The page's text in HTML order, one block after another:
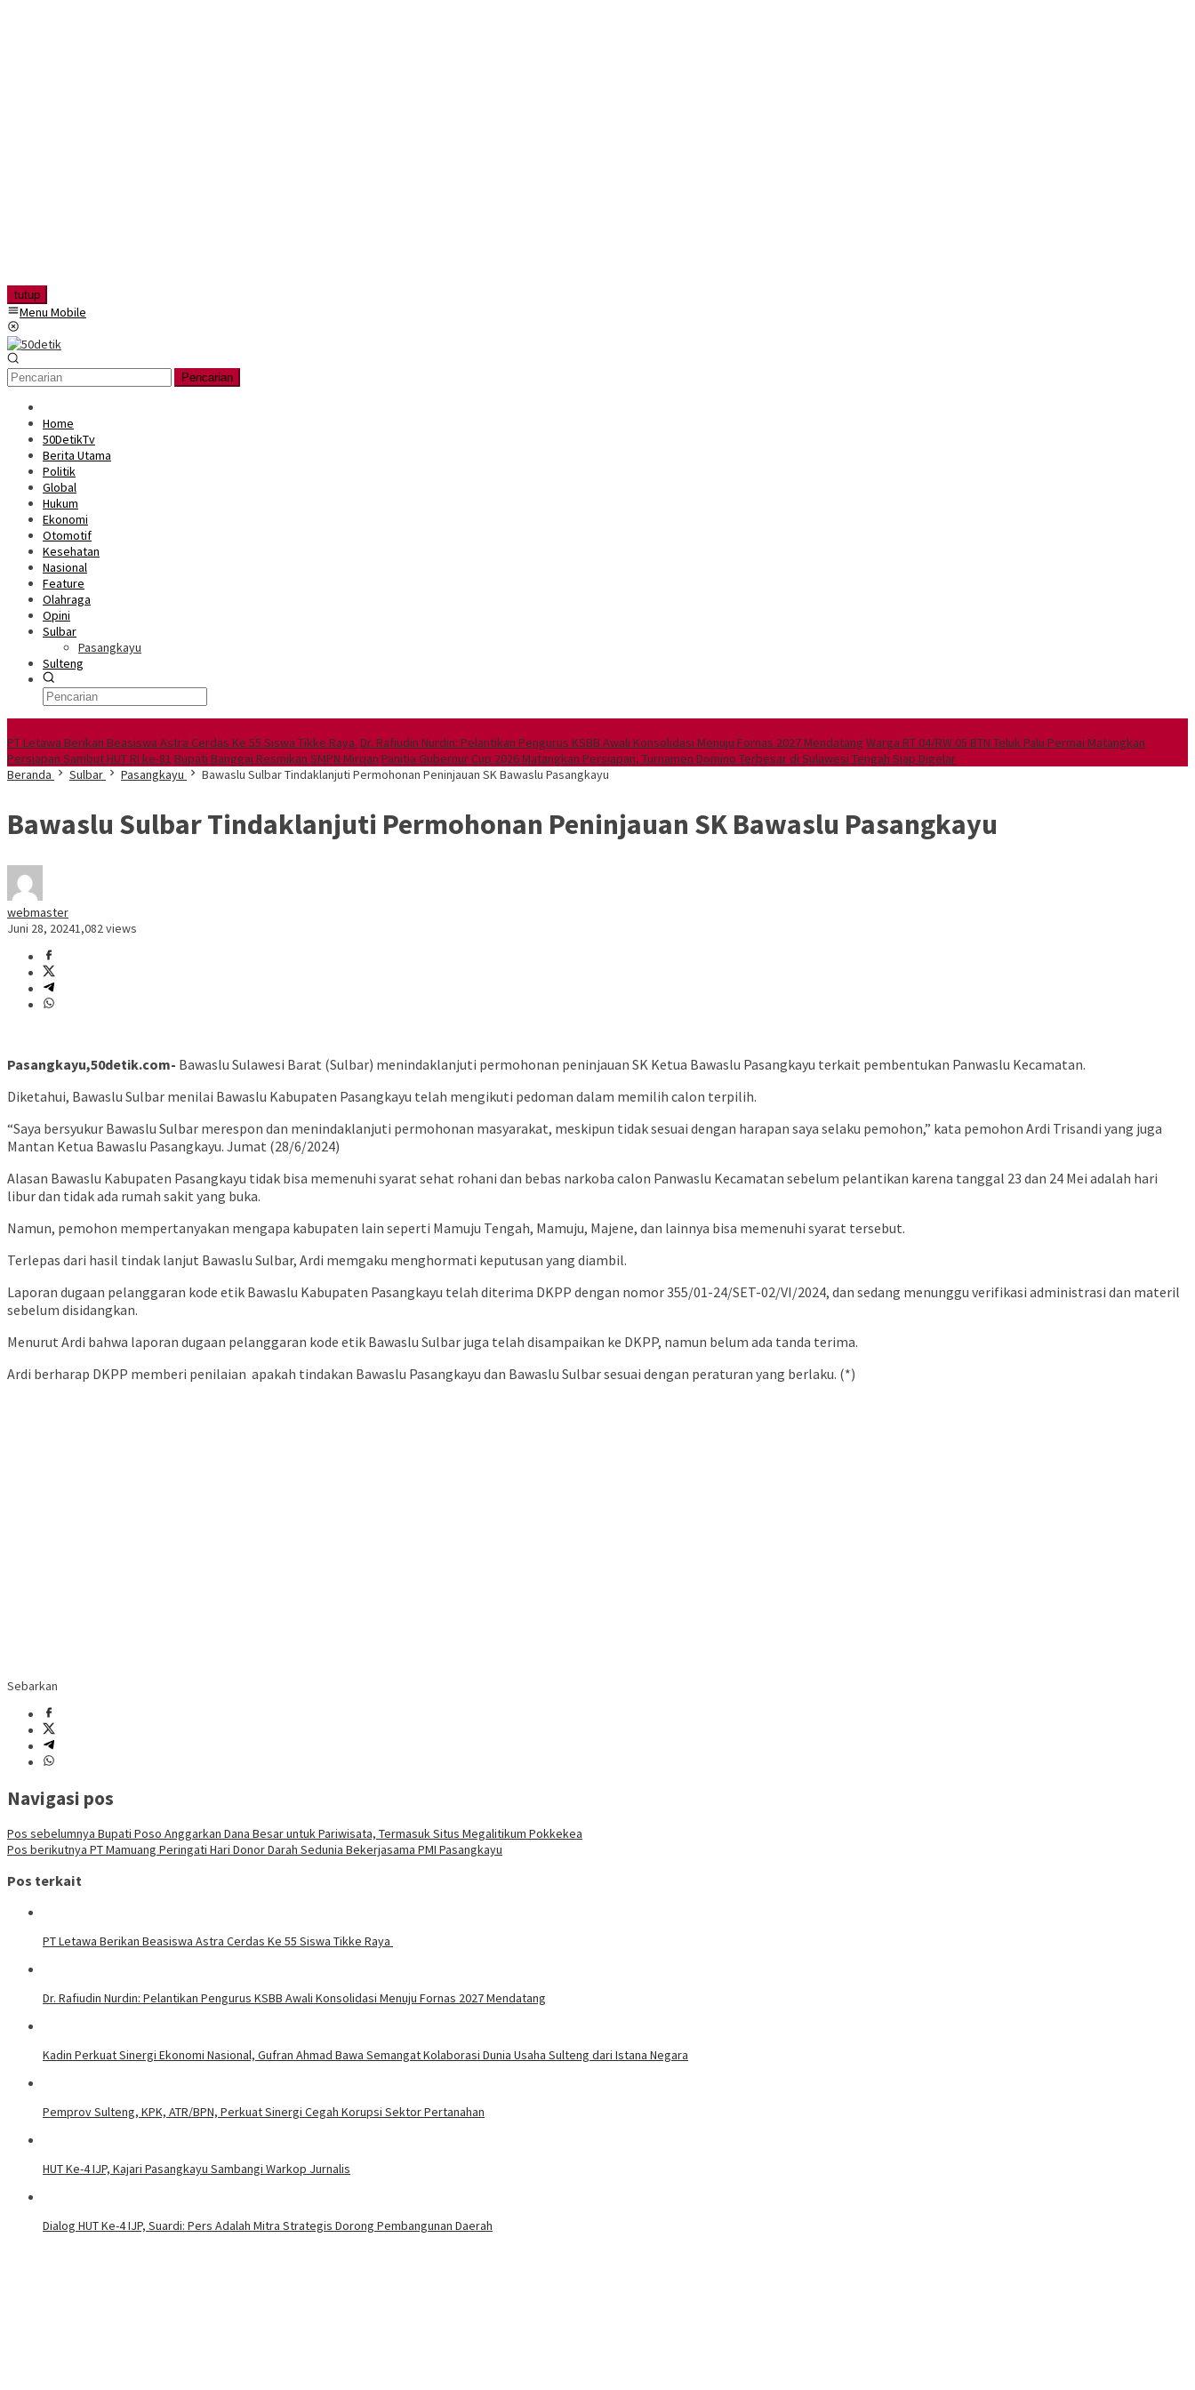
tutup
Menu Mobile
Pencarian
Home
50DetikTv
Berita Utama
Politik
Global
Hukum
Ekonomi
Otomotif
Kesehatan
Nasional
Feature
Olahraga
Opini
Sulbar
Pasangkayu
Sulteng
PT Letawa Berikan Beasiswa Astra Cerdas Ke 55 Siswa Tikke Raya Dr. Rafiudin Nurdin: Pelantikan Pengurus KSBB Awali Konsolidasi Menuju Fornas 2027 Mendatang Warga RT 04/RW 05 BTN Teluk Palu Permai Matangkan
Persiapan Sambut HUT RI ke-81 Bupati Banggai Resmikan SMPN Mirqan Panitia Gubernur Cup 2026 Matangkan Persiapan, Turnamen Domino Terbesar di Sulawesi Tengah Siap Digelar
Beranda
Sulbar Pasangkayu Bawaslu Sulbar Tindaklanjuti Permohonan Peninjauan SK Bawaslu Pasangkayu
Bawaslu Sulbar Tindaklanjuti Permohonan Peninjauan SK Bawaslu Pasangkayu
webmaster
Juni 28, 20241,082 views
Pasangkayu,50detik.com- Bawaslu Sulawesi Barat (Sulbar) menindaklanjuti permohonan peninjauan SK Ketua Bawaslu Pasangkayu terkait pembentukan Panwaslu Kecamatan.
Diketahui, Bawaslu Sulbar menilai Bawaslu Kabupaten Pasangkayu telah mengikuti pedoman dalam memilih calon terpilih.
“Saya bersyukur Bawaslu Sulbar merespon dan menindaklanjuti permohonan masyarakat, meskipun tidak sesuai dengan harapan saya selaku pemohon,” kata pemohon Ardi Trisandi yang juga
Mantan Ketua Bawaslu Pasangkayu. Jumat (28/6/2024)
Alasan Bawaslu Kabupaten Pasangkayu tidak bisa memenuhi syarat sehat rohani dan bebas narkoba calon Panwaslu Kecamatan sebelum pelantikan karena tanggal 23 dan 24 Mei adalah hari
libur dan tidak ada rumah sakit yang buka.
Namun, pemohon mempertanyakan mengapa kabupaten lain seperti Mamuju Tengah, Mamuju, Majene, dan lainnya bisa memenuhi syarat tersebut.
Terlepas dari hasil tindak lanjut Bawaslu Sulbar, Ardi memgaku menghormati keputusan yang diambil.
Laporan dugaan pelanggaran kode etik Bawaslu Kabupaten Pasangkayu telah diterima DKPP dengan nomor 355/01-24/SET-02/VI/2024, dan sedang menunggu verifikasi administrasi dan materil
sebelum disidangkan.
Menurut Ardi bahwa laporan dugaan pelanggaran kode etik Bawaslu Sulbar juga telah disampaikan ke DKPP, namun belum ada tanda terima.
Ardi berharap DKPP memberi penilaian apakah tindakan Bawaslu Pasangkayu dan Bawaslu Sulbar sesuai dengan peraturan yang berlaku. (*)
Sebarkan
Navigasi pos
Pos sebelumnya Bupati Poso Anggarkan Dana Besar untuk Pariwisata, Termasuk Situs Megalitikum Pokkekea
Pos berikutnya PT Mamuang Peringati Hari Donor Darah Sedunia Bekerjasama PMI Pasangkayu
Pos terkait
PT Letawa Berikan Beasiswa Astra Cerdas Ke 55 Siswa Tikke Raya
Dr. Rafiudin Nurdin: Pelantikan Pengurus KSBB Awali Konsolidasi Menuju Fornas 2027 Mendatang
Kadin Perkuat Sinergi Ekonomi Nasional, Gufran Ahmad Bawa Semangat Kolaborasi Dunia Usaha Sulteng dari Istana Negara
Pemprov Sulteng, KPK, ATR/BPN, Perkuat Sinergi Cegah Korupsi Sektor Pertanahan
HUT Ke-4 IJP, Kajari Pasangkayu Sambangi Warkop Jurnalis
Dialog HUT Ke-4 IJP, Suardi: Pers Adalah Mitra Strategis Dorong Pembangunan Daerah